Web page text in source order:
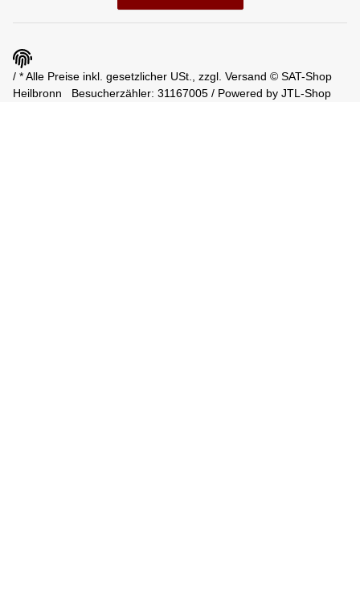
/ * Alle Preise inkl. gesetzlicher USt., zzgl. Versand © SAT-Shop
Heilbronn
Besucherzähler: 31167005 / Powered by JTL-Shop